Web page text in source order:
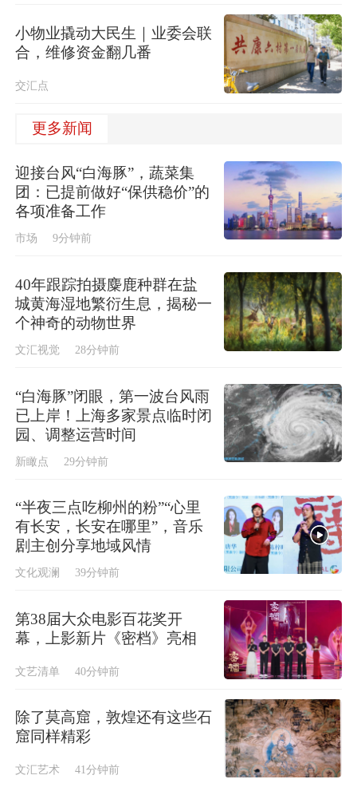
小物业撬动大民生｜业委会联
合，维修资金翻几番
交汇点
更多新闻
迎接台风“白海豚”，蔬菜集
团：已提前做好“保供稳价”的
各项准备工作
市场 9分钟前
40年跟踪拍摄麋鹿种群在盐
城黄海湿地繁衍生息，揭秘一
个神奇的动物世界
文汇视觉 28分钟前
“白海豚”闭眼，第一波台风雨
已上岸！上海多家景点临时闭
园、调整运营时间
新瞰点 29分钟前
“半夜三点吃柳州的粉”“心里
有长安，长安在哪里”，音乐
剧主创分享地域风情
文化观澜 39分钟前
第38届大众电影百花奖开
幕，上影新片《密档》亮相
文艺清单 40分钟前
除了莫高窟，敦煌还有这些石
窟同样精彩
文汇艺术 41分钟前